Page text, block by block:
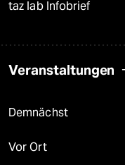
taz lab Infobrief
Veranstaltungen
Demnächst
Vor Ort